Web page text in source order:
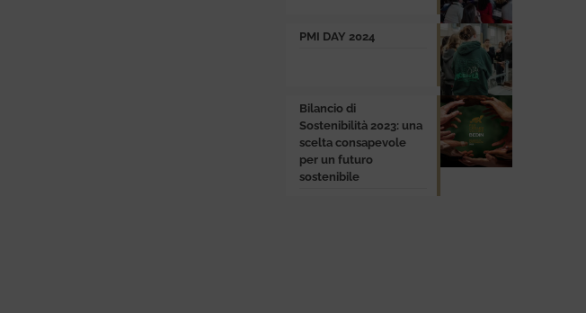
PMI DAY 2024
Bilancio di
Sostenibilità 2023: una
scelta consapevole
per un futuro
sostenibile